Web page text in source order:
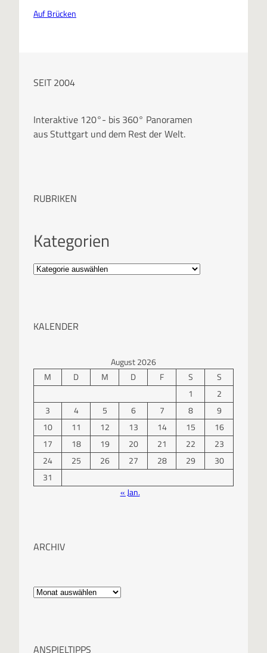
Auf Brücken
SEIT 2004
Interaktive 120°- bis 360° Panoramen
aus Stuttgart und dem Rest der Welt.
RUBRIKEN
Kategorien
KALENDER
August 2026
M
D M D F S
S
1
2
3
4 5 6 7 8
9
10
11 12 13 14 15
16
17
18 19 20 21 22
23
24
25 26 27 28 29
30
31
« Jan.
ARCHIV
A
ANSPIELTIPPS